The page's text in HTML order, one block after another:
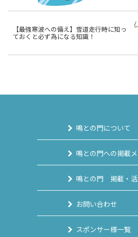
【最強寒波への備え】雪道走行時に知っ
ておくと必ず為になる知識！
鳴との門について
鳴との門への掲載
鳴との門 掲載・活
お問い合わせ
スポンサー様一覧